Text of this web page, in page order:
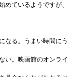
めているようですが、
なる。うまい時間にう
い。映画館のオンライ